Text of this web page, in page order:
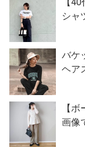
シャ
バケ
ヘア
【
画像